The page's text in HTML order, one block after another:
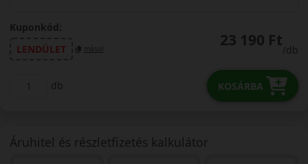
Kuponkód:
LENDÜLET
másol 23 190 Ft
/db
db KOSÁRBA
Áruhitel és részletfizetés kalkulátor